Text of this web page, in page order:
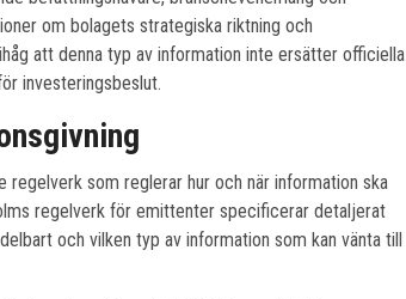
om bolagets strategiska riktning och
att denna typ av information inte ersätter officiella
investeringsbeslut.
som reglerar hur och när information ska
regelverk för emittenter specificerar detaljerat
och vilken typ av information som kan vänta till